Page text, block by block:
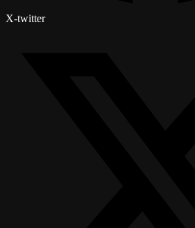
X-twitter